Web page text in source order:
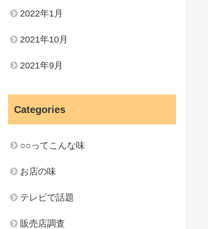
2022年1月
2021年10月
2021年9月
Categories
○○ってこんな味
お店の味
テレビで話題
販売店調査